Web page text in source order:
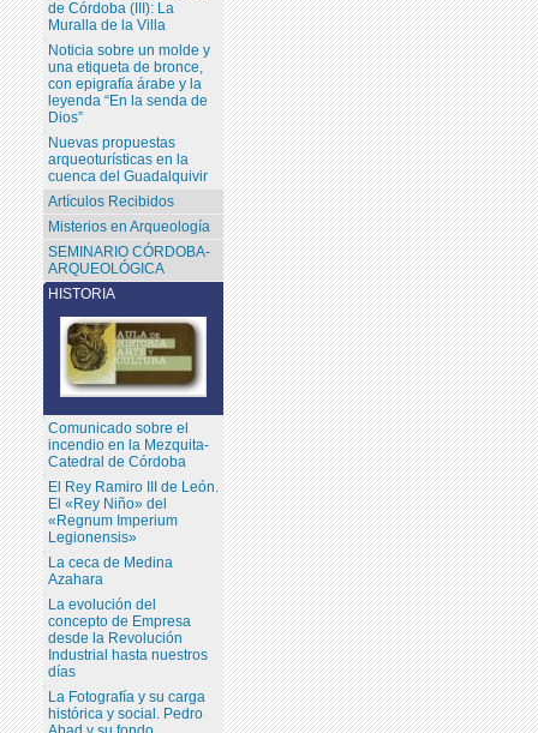
de Córdoba (III): La
Muralla de la Villa
Noticia sobre un molde y
una etiqueta de bronce,
con epigrafía árabe y la
leyenda “En la senda de
Dios”
Nuevas propuestas
arqueoturísticas en la
cuenca del Guadalquivir
Artículos Recibidos
Misterios en Arqueología
SEMINARIO CÓRDOBA-
ARQUEOLÓGICA
HISTORIA
Comunicado sobre el
incendio en la Mezquita-
Catedral de Córdoba
El Rey Ramiro III de León.
El «Rey Niño» del
«Regnum Imperium
Legionensis»
La ceca de Medina
Azahara
La evolución del
concepto de Empresa
desde la Revolución
Industrial hasta nuestros
días
La Fotografía y su carga
histórica y social. Pedro